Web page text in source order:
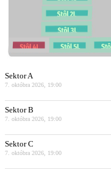
Sektor A
7. októbra 2026, 19:00
Sektor B
7. októbra 2026, 19:00
Sektor C
7. októbra 2026, 19:00